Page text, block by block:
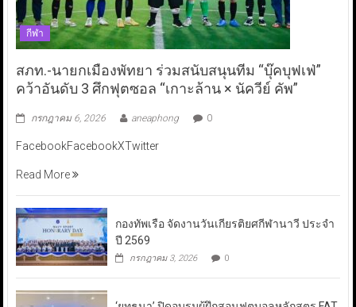
กีฬา
สภท.-นายกเมืองพัทยา ร่วมสนับสนุนทีม “บุ๊คบุฟเฟ่”
คว้าอันดับ 3 ศึกฟุตซอล “เกาะล้าน × นัควีย์ คัพ”
กรกฎาคม 6, 2026 aneaphong 0
FacebookFacebookXTwitter
Read More
กองทัพเรือ จัดงานวันเกียรติยศกีฬานาวี ประจำ
ปี 2569
กรกฎาคม 3, 2026 0